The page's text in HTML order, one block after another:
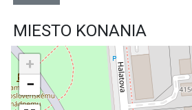
MIESTO KONANIA
+
−